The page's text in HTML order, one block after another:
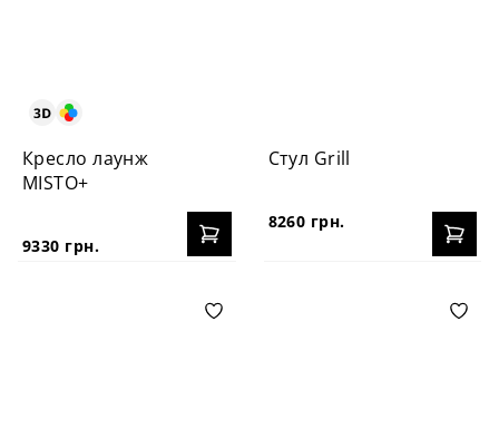
Креcло лаунж
MISTO+
9330 грн.
Стул Grill
8260 грн.